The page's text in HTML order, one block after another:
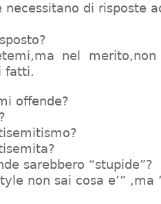
di risposte
nel
fatti.
offende?
sarebbero “stupide”?
non sai cosa e’” ,ma